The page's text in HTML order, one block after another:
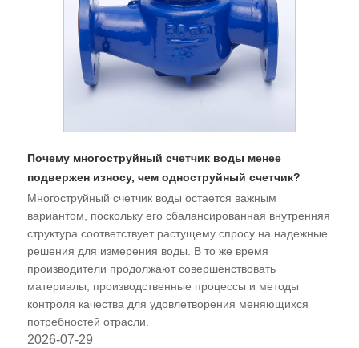
Почему многоструйный счетчик воды менее
подвержен износу, чем одноструйный счетчик?
Многоструйный счетчик воды остается важным
вариантом, поскольку его сбалансированная внутренняя
структура соответствует растущему спросу на надежные
решения для измерения воды. В то же время
производители продолжают совершенствовать
материалы, производственные процессы и методы
контроля качества для удовлетворения меняющихся
потребностей отрасли.
2026-07-29